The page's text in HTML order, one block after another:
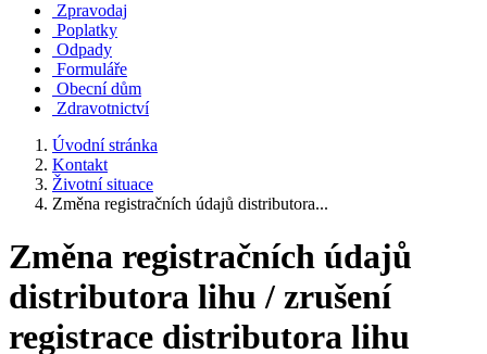
Zpravodaj
Poplatky
Odpady
Formuláře
Obecní dům
Zdravotnictví
Úvodní stránka
Kontakt
Životní situace
Změna registračních údajů distributora...
Změna registračních údajů
distributora lihu / zrušení
registrace distributora lihu